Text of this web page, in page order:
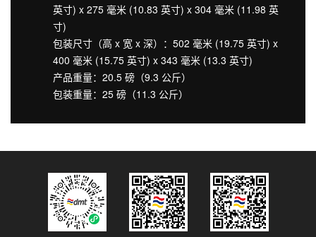
英寸) x 275 毫米 (10.83 英寸) x 304 毫米 (11.98 英
寸)
包装尺寸（高 x 宽 x 深）：502 毫米 (19.75 英寸) x
400 毫米 (15.75 英寸) x 343 毫米 (13.3 英寸)
产品重量：20.5 磅（9.3 公斤）
包装重量：25 磅（11.3 公斤）